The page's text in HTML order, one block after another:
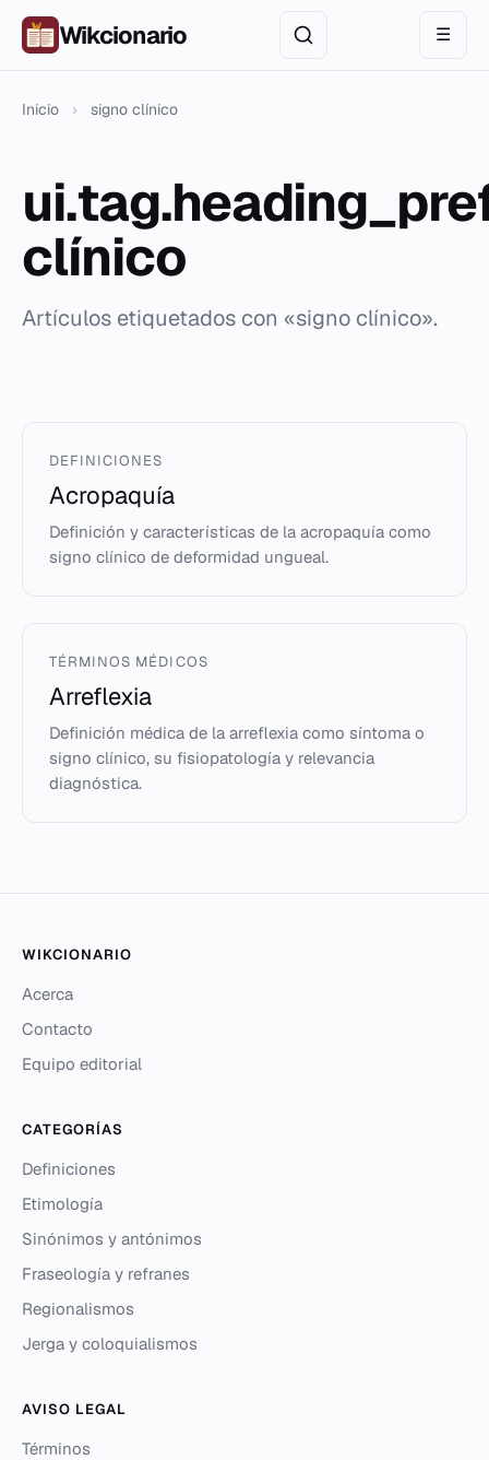
Wikcionario ☰
Inicio › signo clínico
clínico
Artículos etiquetados con «signo clínico».
DEFINICIONES
Acropaquía
Definición y características de la acropaquía como
signo clínico de deformidad ungueal.
TÉRMINOS MÉDICOS
Arreflexia
Definición médica de la arreflexia como síntoma o
signo clínico, su fisiopatología y relevancia
diagnóstica.
WIKCIONARIO
Acerca
Contacto
Equipo editorial
CATEGORÍAS
Definiciones
Etimología
Sinónimos y antónimos
Fraseología y refranes
Regionalismos
Jerga y coloquialismos
AVISO LEGAL
Términos